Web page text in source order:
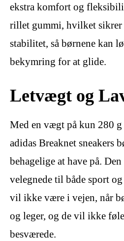
ekstra komfort og
rillet gummi, hvilket sikrer
stabilitet, så børnene kan
bekymring for at glide.
Letvægt og
Med en vægt på kun 280
adidas Breaknet sneakers
behagelige at have på.
velegnede til både sport
vil ikke være i vejen, når
og leger, og de vil ikke
besværede.